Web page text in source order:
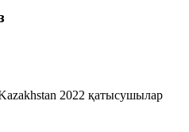
2022 қатысушылар